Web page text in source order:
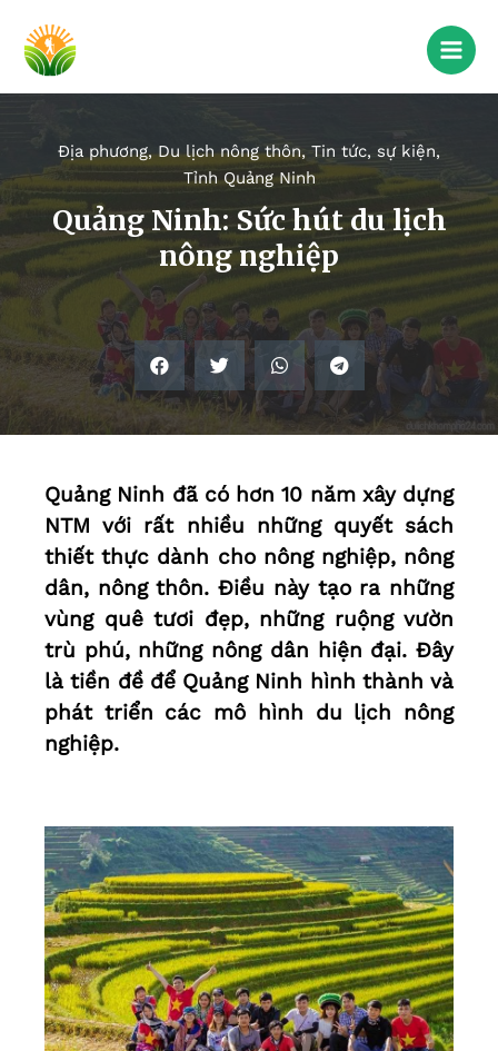
Địa phương,Du lịch nông thôn, Tin tức, sự kiện,
Tỉnh Quảng Ninh
Quảng Ninh: Sức hút du lịch
nông nghiệp
Quảng Ninh đã có hơn 10 năm xây dựng
NTM với rất nhiều những quyết sách
thiết thực dành cho nông nghiệp, nông
dân, nông thôn. Điều này tạo ra những
vùng quê tươi đẹp, những ruộng vườn
trù phú, những nông dân hiện đại. Đây
là tiền đề để Quảng Ninh hình thành và
phát triển các mô hình du lịch nông
nghiệp.